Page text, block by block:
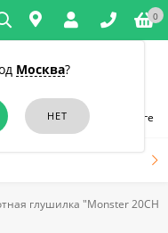
Москва?
0
в Санкт-Петербурге
глушилка "Monster 20CH"